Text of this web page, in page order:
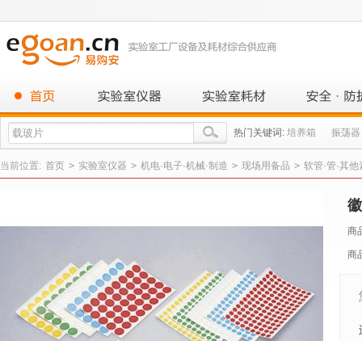
热门关键词: 培养箱 振荡器
当前位置: 首页 > 实验室仪器 > 机电·电子·机械·制造 > 现场用备品 > 软管·管·其
商
商